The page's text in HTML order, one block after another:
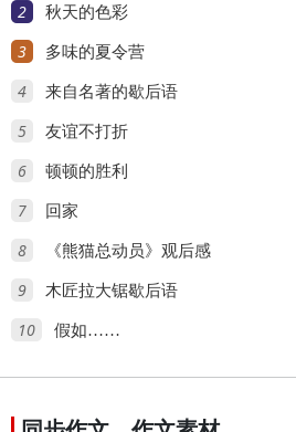
2 秋天的色彩
3 多味的夏令营
4 来自名著的歇后语
5 友谊不打折
6 顿顿的胜利
7 回家
8 《熊猫总动员》观后感
9 木匠拉大锯歇后语
10 假如……